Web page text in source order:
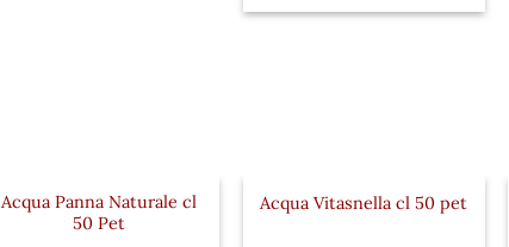
Acqua Panna Naturale cl
50 Pet
Acqua Vitasnella cl 50 pet